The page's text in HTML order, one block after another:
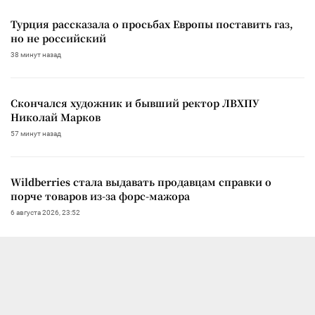
Турция рассказала о просьбах Европы поставить газ,
но не российский
38 минут назад
Скончался художник и бывший ректор ЛВХПУ
Николай Марков
57 минут назад
Wildberries стала выдавать продавцам справки о
порче товаров из-за форс-мажора
6 августа 2026, 23:52